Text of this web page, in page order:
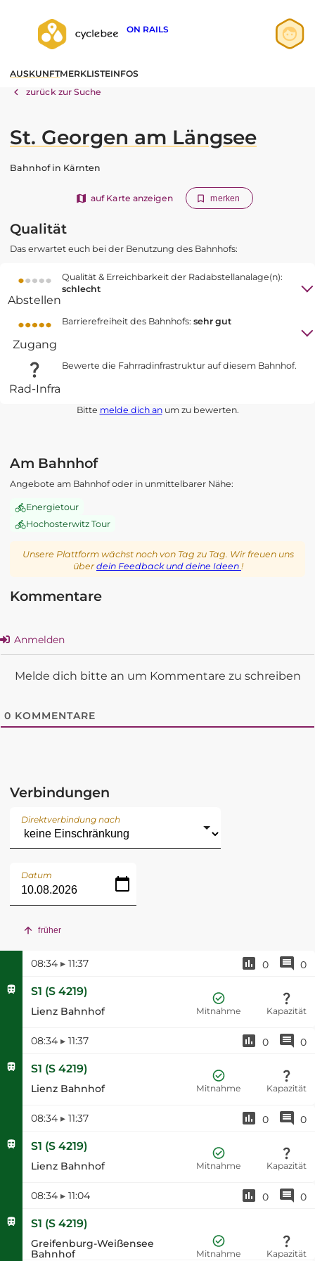
ON RAILS
AUSKUNFTMERKLISTEINFOS
zurück zur Suche
St. Georgen am Längsee
Bahnhof in Kärnten
auf Karte anzeigen merken
Qualität
Das erwartet euch bei der Benutzung des Bahnhofs:
Abstellen
Qualität & Erreichbarkeit der Radabstellanalage(n):
schlecht
Keine
Mehr Infos zum Bahnhofcheck
Zugang
Barrierefreiheit des Bahnhofs: sehr gut
Ist der Bahnsteig mit dem Fahrrad barrierefrei erreichbar?
Ja
Gibt es einen Niederflureinstieg beim Bahnsteig?
Rad-Infra
Bewerte die Fahrradinfrastruktur auf diesem Bahnhof.
Bitte melde dich anum zu bewerten.
Am Bahnhof
Angebote am Bahnhof oder in unmittelbarer Nähe:
Energietour
Hochosterwitz Tour
Unsere Plattform wächst noch von Tag zu Tag. Wir freuen uns
überdein Feedback und deine Ideen !
Kommentare
Anmelden
Melde dich bitte an um Kommentare zu schreiben
0 KOMMENTARE
Verbindungen
Direktverbindung nach
Datum
früher
08:34 ▸ 11:37 0 0
S1 (S 4219)
Lienz Bahnhof Mitnahme Kapazität
08:34 ▸ 11:37 0 0
S1 (S 4219)
Lienz Bahnhof Mitnahme Kapazität
08:34 ▸ 11:37 0 0
S1 (S 4219)
Lienz Bahnhof Mitnahme Kapazität
08:34 ▸ 11:04 0 0
S1 (S 4219)
Greifenburg-Weißensee
Bahnhof
Mitnahme Kapazität